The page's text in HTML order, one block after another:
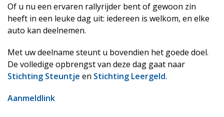
Of u nu een ervaren rallyrijder bent of gewoon zin
heeft in een leuke dag uit: iedereen is welkom, en elke
auto kan deelnemen.
Met uw deelname steunt u bovendien het goede doel.
De volledige opbrengst van deze dag gaat naar
Stichting Steuntje en Stichting Leergeld.
Aanmeldlink